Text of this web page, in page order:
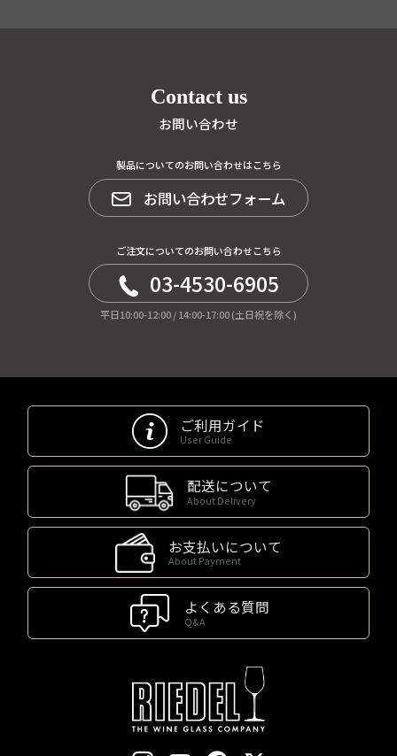
Contact us
お問い合わせ
製品についてのお問い合わせはこちら
お問い合わせフォーム
ご注文についてのお問い合わせこちら
03-4530-6905
平日10:00-12:00 / 14:00-17:00 (土日祝を除く)
ご利用ガイド
User Guide
配送について
About Delivery
お支払いについて
About Payment
よくある質問
Q&A